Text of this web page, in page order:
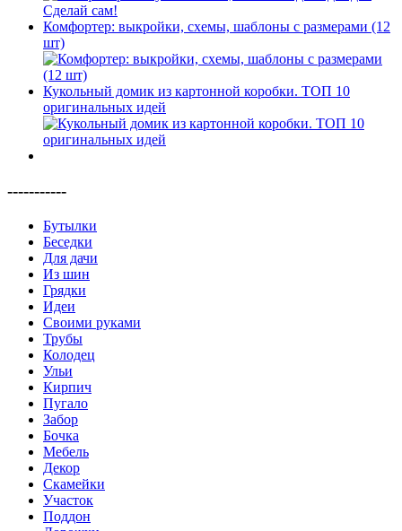
Комфортер: выкройки, схемы, шаблоны с размерами (12
шт)
Кукольный домик из картонной коробки. ТОП 10
оригинальных идей
-----------
Бутылки
Беседки
Для дачи
Из шин
Грядки
Идеи
Своими руками
Трубы
Колодец
Ульи
Кирпич
Пугало
Забор
Бочка
Мебель
Декор
Скамейки
Участок
Поддон